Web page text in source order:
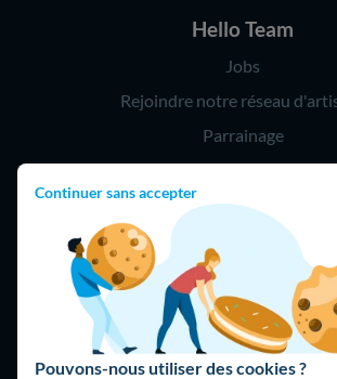
Continuer sans accepter
Pouvons-nous utiliser des cookies ?
Hello Team
Jobs
Rejoindre notre réseau
Parrainage
Hello !
09 75 18 60 60
(8h-21h)
75018 Paris